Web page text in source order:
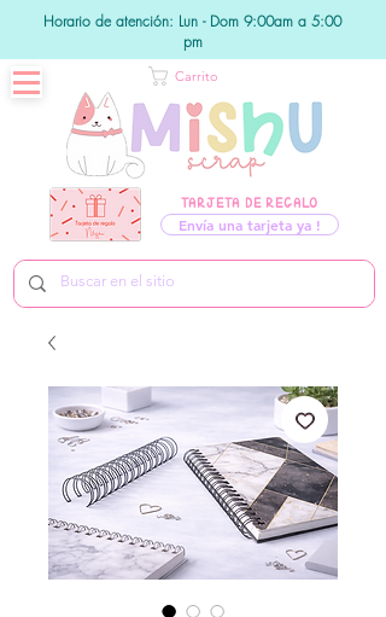
Horario de atención: Lun - Dom 9:00am a 5:00
pm
TARJETA DE REGALO
Envía una tarjeta ya !
Carrito